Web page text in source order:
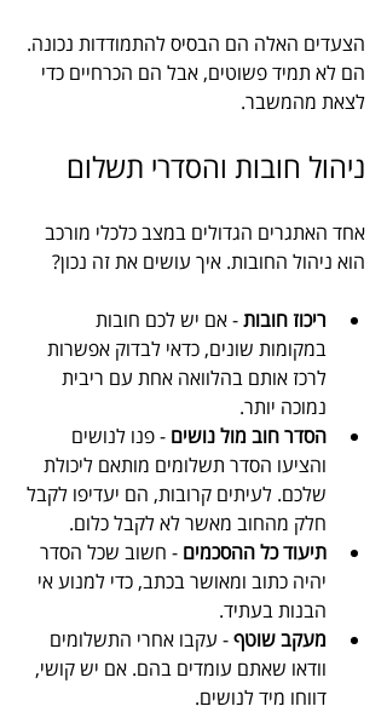
הצעדים האלה הם הבסיס להתמודדות נכונה.
הם לא תמיד פשוטים, אבל הם הכרחיים כדי
לצאת מהמשבר.
ניהול חובות והסדרי תשלום
אחד האתגרים הגדולים במצב כלכלי מורכב
הוא ניהול החובות. איך עושים את זה נכון?
ריכוז חובות - אם יש לכם חובות
במקומות שונים, כדאי לבדוק אפשרות
לרכז אותם בהלוואה אחת עם ריבית
נמוכה יותר.
הסדר חוב מול נושים - פנו לנושים
והציעו הסדר תשלומים מותאם ליכולת
שלכם. לעיתים קרובות, הם יעדיפו לקבל
חלק מהחוב מאשר לא לקבל כלום.
תיעוד כל ההסכמים - חשוב שכל הסדר
יהיה כתוב ומאושר בכתב, כדי למנוע אי
הבנות בעתיד.
מעקב שוטף - עקבו אחרי התשלומים
וודאו שאתם עומדים בהם. אם יש קושי,
דווחו מיד לנושים.